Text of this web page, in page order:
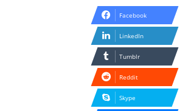
Facebook
LinkedIn
Tumblr
Reddit
Skype